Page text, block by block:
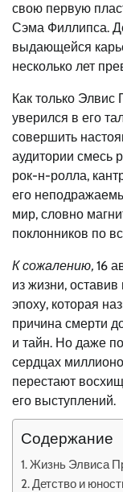
свою первую
Сэма Филлипса.
выдающейся
несколько лет
Как только
уверился в его
совершить
аудитории смесь
рок-н-ролла,
его
мир, словно
поклонников по
К сожалению, 16
из жизни,
эпоху, которая
причина смерти
и тайн. Но даже
сердцах
перестают
его выступлений.
Содержание
Жизнь Элвиса
Детство и